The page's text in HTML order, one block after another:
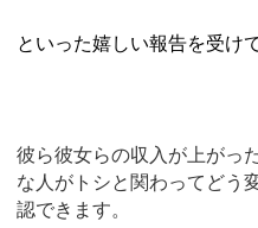
といった嬉しい報告を受け
彼ら彼女らの収入が上がっ
な人がトシと関わってどう
認できます。